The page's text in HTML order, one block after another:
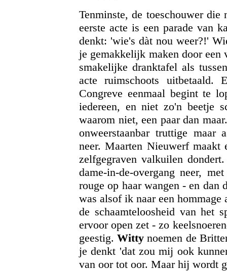
Tenminste, de toeschouwer
eerste acte is een parade van
denkt: 'wie's dàt nou weer?!'
je gemakkelijk maken door
smakelijke dranktafel als
acte ruimschoots uitbetaald.
Congreve eenmaal begint te
iedereen, en niet zo'n beetje
waarom niet, een paar dan
onweerstaanbar truttige maar
neer. Maarten Nieuwerf
zelfgegraven valkuilen
dame-in-de-overgang neer,
rouge op haar wangen - en dan
was alsof ik naar een
de schaamteloosheid van het
ervoor open zet - zo
geestig.Witty noemen de
je denkt 'dat zou mij ook
van oor tot oor. Maar hij wordt